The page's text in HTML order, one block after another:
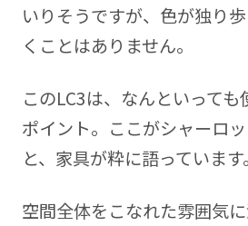
いりそうですが、色が独り
くことはありません。
このLC3は、なんといって
ポイント。ここがシャーロ
と、家具が粋に語っています。
空間全体をこなれた雰囲気に